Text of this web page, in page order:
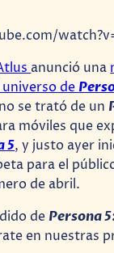
anunció una
de
se trató de un
móviles que
5, y justo ayer
para el
de abril.
de Persona
en nuestras